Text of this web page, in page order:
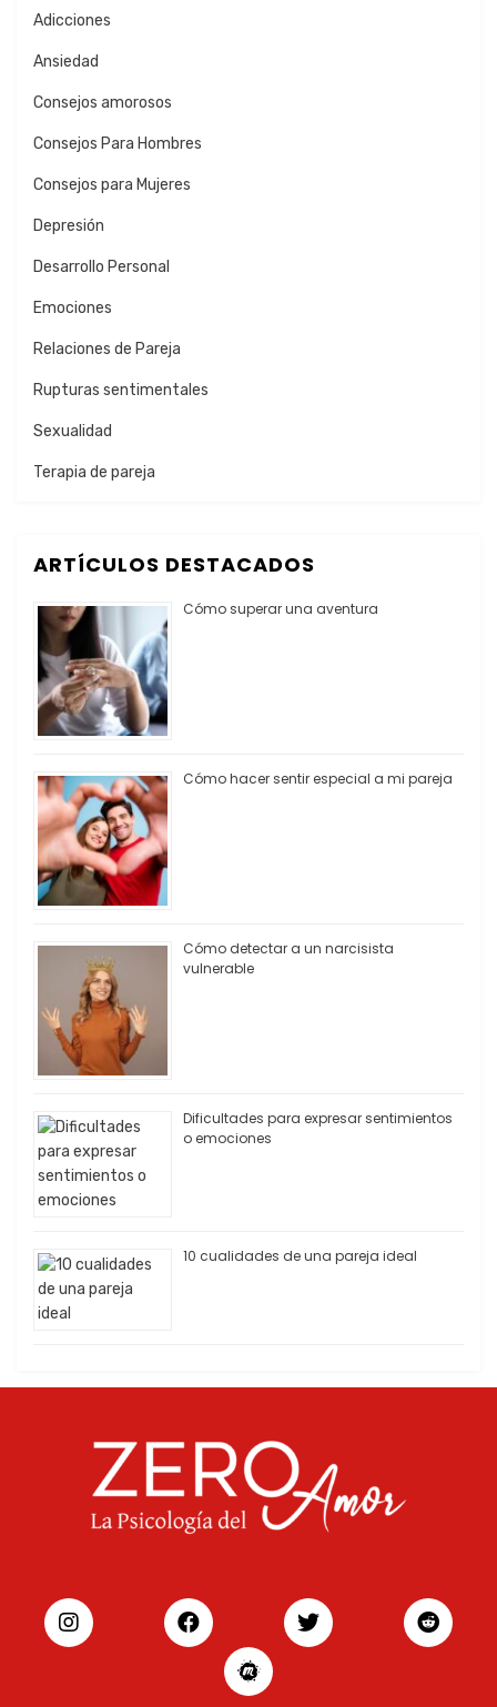
Adicciones
Ansiedad
Consejos amorosos
Consejos Para Hombres
Consejos para Mujeres
Depresión
Desarrollo Personal
Emociones
Relaciones de Pareja
Rupturas sentimentales
Sexualidad
Terapia de pareja
ARTÍCULOS DESTACADOS
Cómo superar una aventura
Cómo hacer sentir especial a mi pareja
Cómo detectar a un narcisista
vulnerable
Dificultades para expresar sentimientos
o emociones
10 cualidades de una pareja ideal